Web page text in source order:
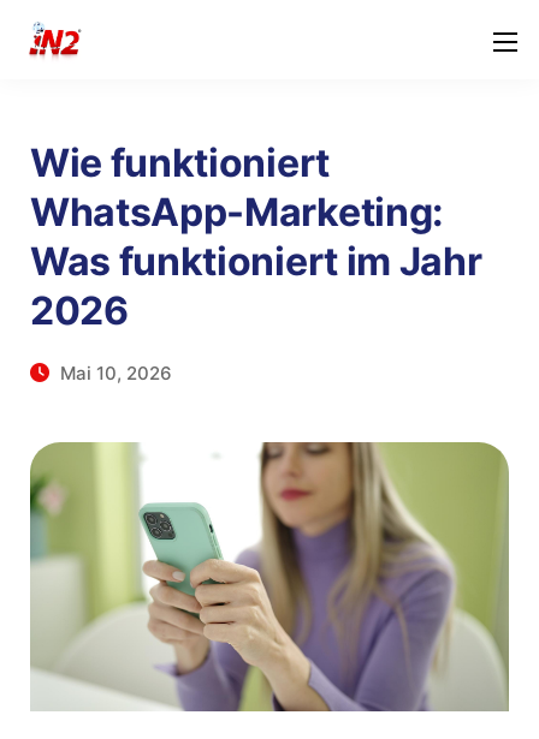
Wie funktioniert
WhatsApp-Marketing:
Was funktioniert im Jahr
2026
Mai 10, 2026